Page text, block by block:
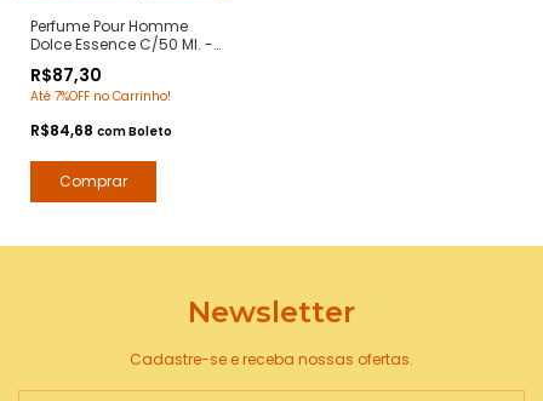
Perfume Pour Homme
Dolce Essence C/50 Ml. -
Pour Homme -
Contratipos Premium -
R$87,30
Até 7%OFF no Carrinho!
R$84,68 comBoleto
Newsletter
Cadastre-se e receba nossas ofertas.